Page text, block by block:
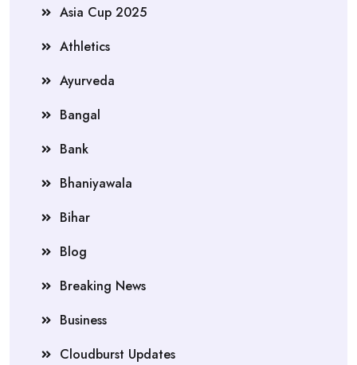
Asia Cup 2025
Athletics
Ayurveda
Bangal
Bank
Bhaniyawala
Bihar
Blog
Breaking News
Business
Cloudburst Updates